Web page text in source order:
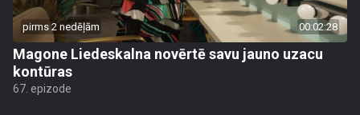
pirms 2 nedēļām 00:02:28
Magone Liedeskalna novērtē savu jauno uzacu
kontūras
67. epizode